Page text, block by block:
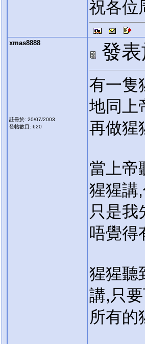
祝各位
xmas8888
註冊於: 20/07/2003
發帖數目: 620
發
有一隻
地同上
再做猩
當上帝
猩猩講
只是我
唔覺得
猩猩聽
講,只
所有的